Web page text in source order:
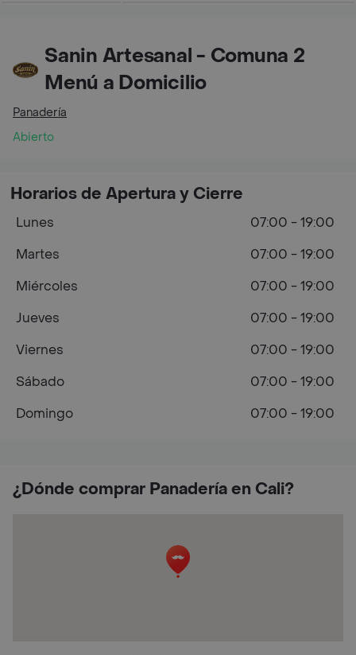
Sanin Artesanal - Comuna 2
Menú a Domicilio
Panadería
Abierto
¿Dónde comprar Panadería en Cali?
Horarios de Apertura y Cierre
Lunes
07:00 - 19:00
Martes
07:00 - 19:00
Miércoles
07:00 - 19:00
Jueves
07:00 - 19:00
Viernes
07:00 - 19:00
Sábado
07:00 - 19:00
Domingo
07:00 - 19:00